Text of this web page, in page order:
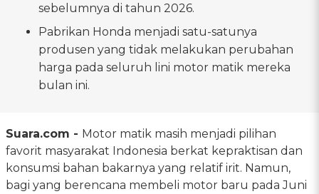
sebelumnya di tahun 2026.
Pabrikan Honda menjadi satu-satunya
produsen yang tidak melakukan perubahan
harga pada seluruh lini motor matik mereka
bulan ini.
Suara.com - Motor matik masih menjadi pilihan
favorit masyarakat Indonesia berkat kepraktisan dan
konsumsi bahan bakarnya yang relatif irit. Namun,
bagi yang berencana membeli motor baru pada Juni